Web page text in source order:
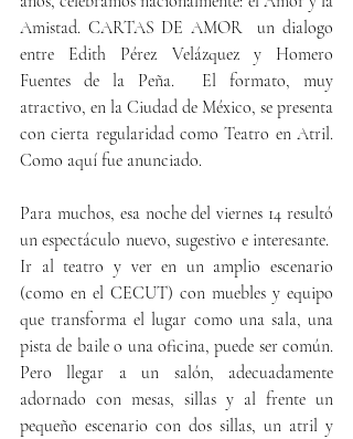
Amistad. CARTAS DE AMOR  un dialogo
entre Edith Pérez Velázquez y Homero
Fuentes de la Peña.  El formato, muy
atractivo, en la Ciudad de México, se presenta
con cierta regularidad como Teatro en Atril.
Como aquí fue anunciado.
Para muchos, esa noche del viernes 14 resultó
un espectáculo nuevo, sugestivo e interesante.
Ir al teatro y ver en un amplio escenario
(como en el CECUT) con muebles y equipo
que transforma el lugar como una sala, una
pista de baile o una oficina, puede ser común.
Pero llegar a un salón, adecuadamente
adornado con mesas, sillas y al frente un
pequeño escenario con dos sillas, un atril y